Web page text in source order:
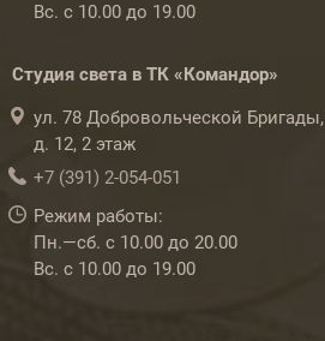
Вс. с 10.00 до 19.00
Студия света в ТК «Командор»
ул. 78 Добровольческой Бригады,
д. 12, 2 этаж
+7 (391) 2-054-051
Режим работы:
Пн.—сб. с 10.00 до 20.00
Вс. с 10.00 до 19.00